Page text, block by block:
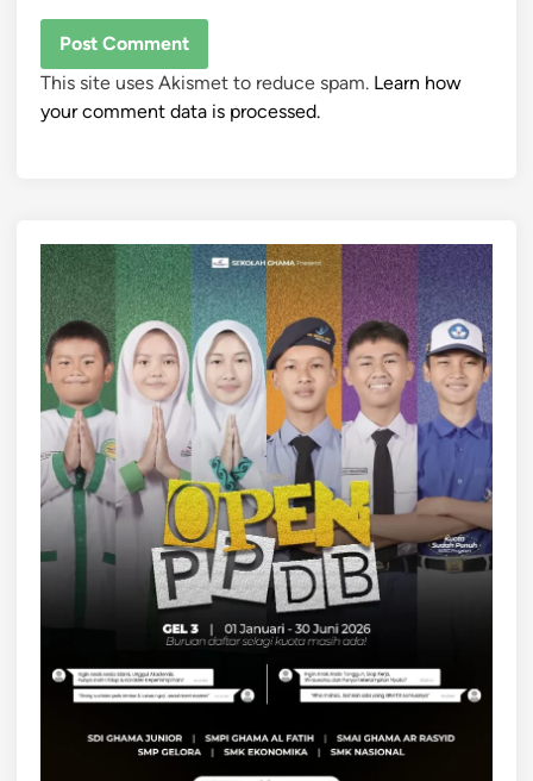
This site uses Akismet to reduce spam. Learn how
your comment data is processed.